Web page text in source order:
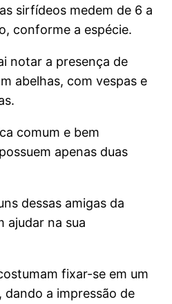
sirfídeos medem de 6 a
conforme a espécie.
notar a presença de
abelhas, com vespas e
comum e bem
apenas duas
dessas amigas da
ajudar na sua
fixar-se em um
a impressão de